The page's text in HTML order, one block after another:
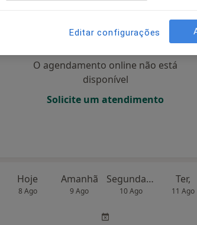
O agendamento online não está
disponível
Solicite um atendimento
Hoje
8 Ago
Amanhã
9 Ago
Segunda-feira
10 Ago
Ter,
11 Ago
Editar configurações